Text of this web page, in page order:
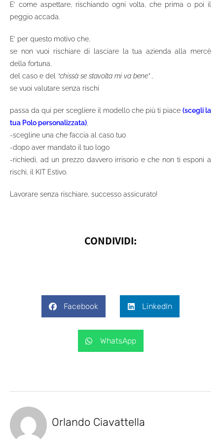
E’ come aspettare, rischiando ogni volta, che prima o poi il
peggio accada.
E’ per questo motivo che,
se non vuoi rischiare di lasciare la tua azienda alla mercè
della fortuna,
del caso e del “chissà se stavolta mi va bene” ,
se vuoi valutare senza rischi
passa da qui per scegliere il modello che più ti piace (scegli la
tua Polo personalizzata)
-scegline una che faccia al caso tuo
-dopo aver mandato il tuo logo
-richiedi, ad un prezzo davvero irrisorio e che non ti esponi a
rischi, il KIT Estivo.
Lavorare senza rischiare, successo assicurato!
CONDIVIDI:
Facebook LinkedIn
WhatsApp
Orlando Ciavattella